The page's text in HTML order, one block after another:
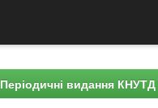
Періодичні видання КНУТД